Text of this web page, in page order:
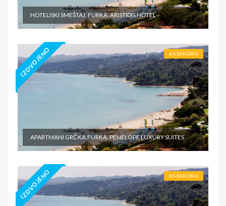
HOTELISKI SMEŠTAJ, FURKA, ARISTIDIS HOTEL
IZDVOJENO KASANDRA
APARTMANI GRČKA,FURKA, PENELOPE LUXURY SUITES
IZDVOJENO KASANDRA